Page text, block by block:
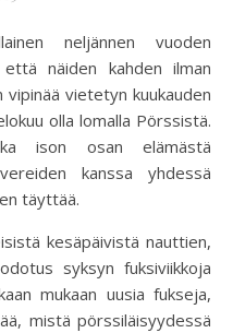
näiden kahden ilman
vietetyn kuukauden
olla lomalla Pörssistä.
ison osan elämästä
kanssa yhdessä
täyttää.
kesäpäivistä nauttien,
syksyn fuksiviikkoja
mukaan uusia fukseja,
mistä pörssiläisyydessä